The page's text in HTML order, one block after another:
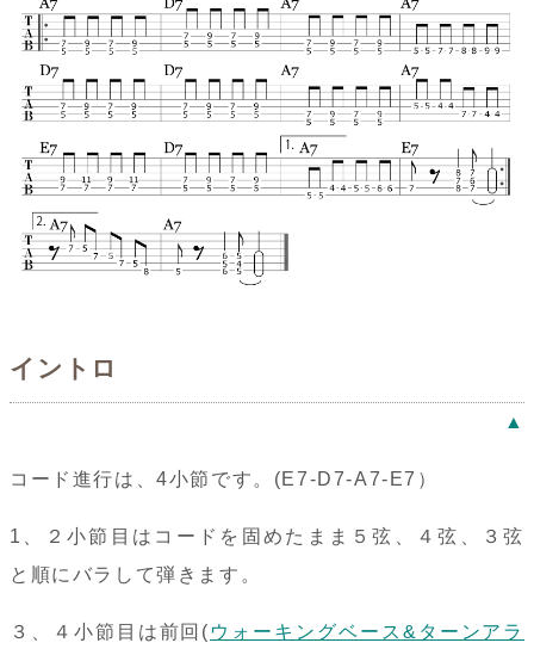
イントロ
▲
コード進行は、4小節です。(E7-D7-A7-E7）
1、２小節目はコードを固めたまま５弦、４弦、３弦
と順にバラして弾きます。
３、４小節目は前回( ウォーキングベース&ターンアラ